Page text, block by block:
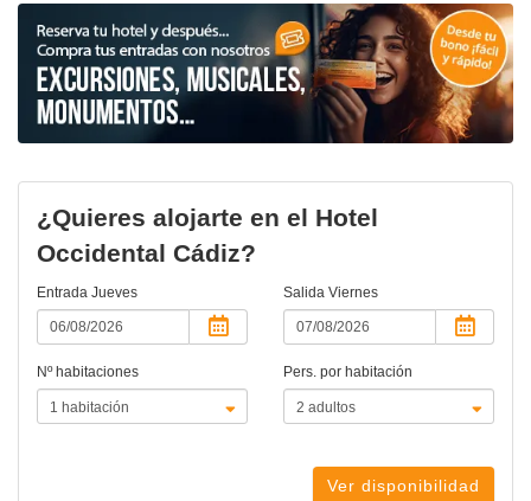
¿Quieres alojarte en el Hotel
Occidental Cádiz?
Entrada Jueves Salida Viernes
Nº habitaciones Pers. por habitación
Ver disponibilidad